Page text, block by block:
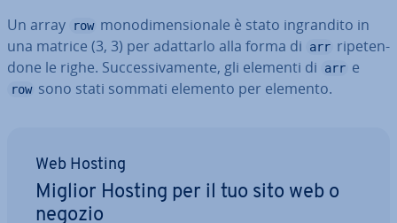
Un array row mo­no­di­men­sio­na­le è stato in­gran­di­to in
una matrice (3, 3) per adattarlo alla forma di
arr ri­pe­ten­
do­ne le righe. Suc­ces­si­va­men­te, gli elementi di
arr e
row sono stati sommati elemento per elemento.
Web Hosting
Miglior Hosting per il tuo sito web o
negozio